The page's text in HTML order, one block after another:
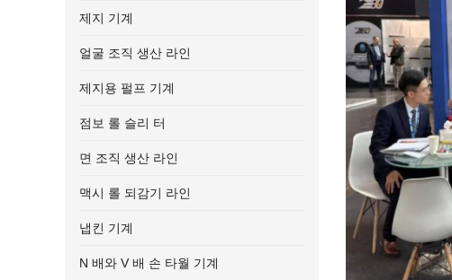
제지 기계
얼굴 조직 생산 라인
제지용 펄프 기계
점보 롤 슬리 터
면 조직 생산 라인
맥시 롤 되감기 라인
냅킨 기계
N 배와 V 배 손 타월 기계